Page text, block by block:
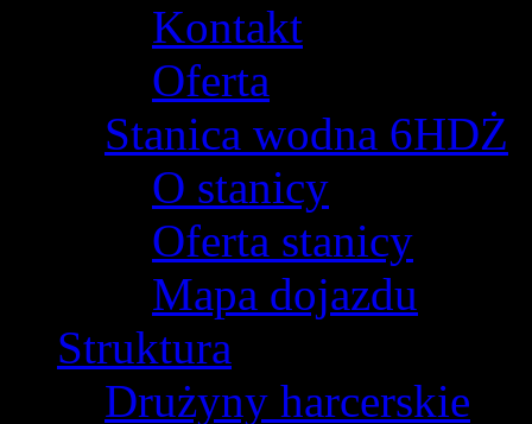
Kontakt
Oferta
Stanica wodna 6HDŻ
O stanicy
Oferta stanicy
Mapa dojazdu
Struktura
Drużyny harcerskie